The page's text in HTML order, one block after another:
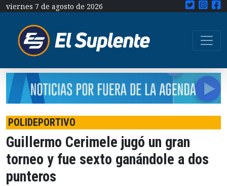
viernes 7 de agosto de 2026
POLIDEPORTIVO
Guillermo Cerimele jugó un gran
torneo y fue sexto ganándole a dos
punteros